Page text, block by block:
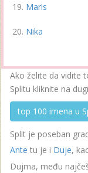
Maris
Nika
Ako želite da vidite
Splitu kliknite na
top 100 imena u
Split je poseban
Ante tu je i Duje,
Dujma, među